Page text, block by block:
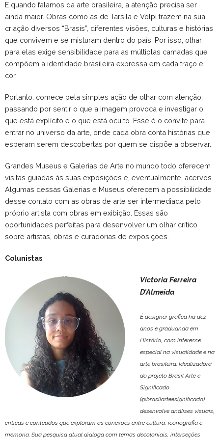
E quando falamos da arte brasileira, a atenção precisa ser
ainda maior. Obras como as de Tarsila e Volpi trazem na sua
criação diversos “Brasis”, diferentes visões, culturas e histórias
que convivem e se misturam dentro do país. Por isso, olhar
para elas exige sensibilidade para as múltiplas camadas que
compõem a identidade brasileira expressa em cada traço e
cor.
Portanto, comece pela simples ação de olhar com atenção,
passando por sentir o que a imagem provoca e investigar o
que está explícito e o que está oculto. Esse é o convite para
entrar no universo da arte, onde cada obra conta histórias que
esperam serem descobertas por quem se dispõe a observar.
Grandes Museus e Galerias de Arte no mundo todo oferecem
visitas guiadas às suas exposições e, eventualmente, acervos.
Algumas dessas Galerias e Museus oferecem a possibilidade
desse contato com as obras de arte ser intermediada pelo
próprio artista com obras em exibição. Essas são
oportunidades perfeitas para desenvolver um olhar crítico
sobre artistas, obras e curadorias de exposições.
Colunistas
Victoria Ferreira
D’Almeida
É designer gráfica há dez
anos e graduanda em
História, com interesse
especial na visualidade e na
arte brasileira. Idealizadora
do projeto Brasil Arte e
Significado
(@brasilarteesignificado)
desenvolve análises visuais,
críticas e conteúdos que exploram as conexões entre cultura, iconografia e
memória. Sua pesquisa atual dialoga com temas decoloniais, interseções